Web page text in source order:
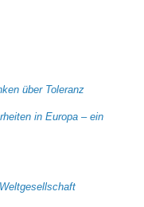
über Toleranz
in Europa – ein